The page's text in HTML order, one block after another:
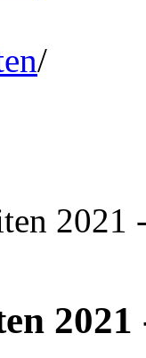
/
2021
2021